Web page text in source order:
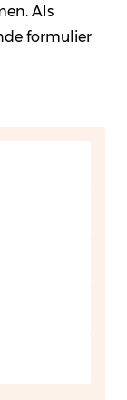
Als
formulier